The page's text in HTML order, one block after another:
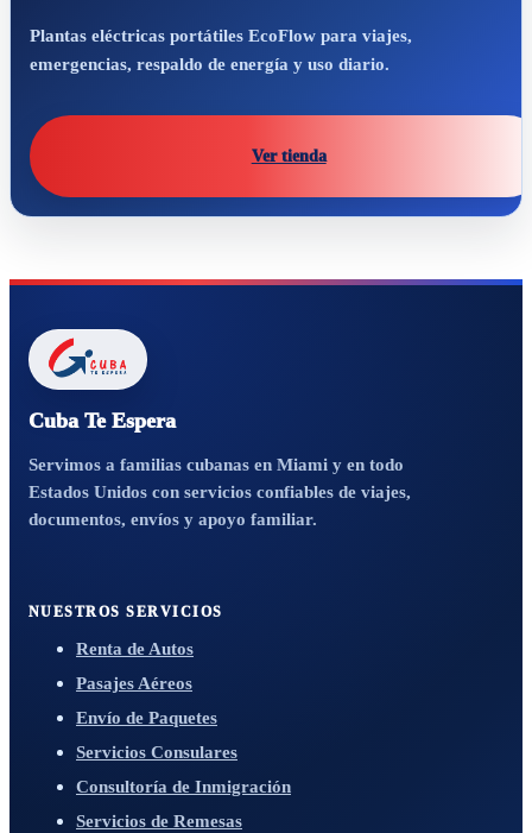
Plantas eléctricas portátiles EcoFlow para viajes,
emergencias, respaldo de energía y uso diario.
Ver tienda
Cuba Te Espera
Servimos a familias cubanas en Miami y en todo
Estados Unidos con servicios confiables de viajes,
documentos, envíos y apoyo familiar.
NUESTROS SERVICIOS
Renta de Autos
Pasajes Aéreos
Envío de Paquetes
Servicios Consulares
Consultoría de Inmigración
Servicios de Remesas